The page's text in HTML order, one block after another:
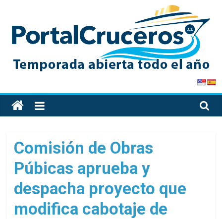
content
PortalCruceros
Toda
la
de
cruceros
en
un
solo
Comisión de Obras
Púbicas aprueba y
despacha proyecto que
modifica cabotaje de